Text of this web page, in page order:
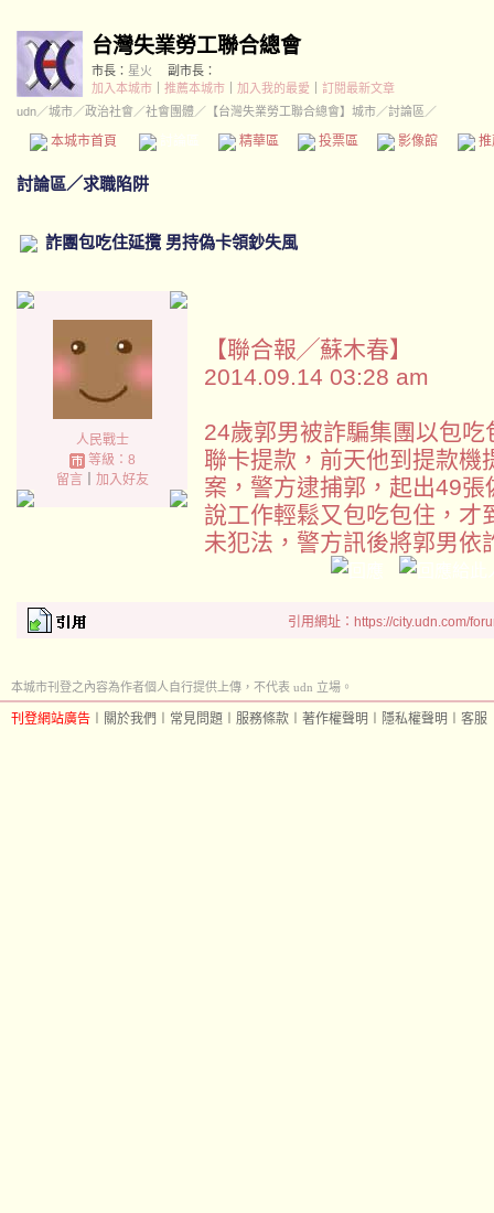
台灣失業勞工聯合總會
市長： 星火
副市長：
加入本城市
推薦本城市 加入我的最愛
訂閱最新文章
udn／城市／政治社會 ／社會團體／ 【台灣失業勞工聯合總會】城市／討論區／
本城市首頁 精華區 投票區 影像館
討論區／求職陷阱
詐團包吃住延攬 男持偽卡領鈔失風
人民戰士
等級：8
留言｜ 加入好友
【聯合報╱蘇木春】
2014.09.14 03:28 am
24歲郭男被詐騙集團以包
聯卡提款，前天他到提款機
案，警方逮捕郭，起出49
說工作輕鬆又包吃包住，才
未犯法，警方訊後將郭男依
引用網址：https://city.udn.com/
本城市刊登之內容為作者個人自行提供上傳，不代表 udn 立場。
刊登網站廣告 關於我們 常見問題 服務條款 著作權聲明 隱私權聲明 客服